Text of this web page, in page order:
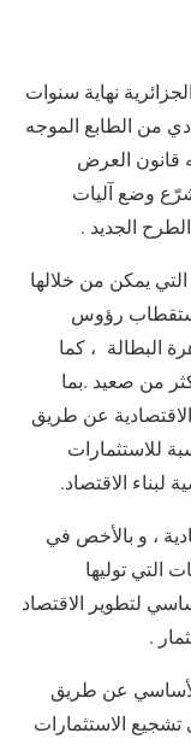
نهاية سنوات
من الطابع الموجه
قانون العرض
وضع آليات
الجديد .
التي يمكن من خلالها
استقطاب رؤوس
البطالة ، كما
من صعيد .بما
الاقتصادية عن طريق
للاستثمارات
لبناء الاقتصاد.
، و بالأخص في
التي توليها
لتطوير الاقتصاد
.
الأساسي عن طريق
الاستثمارات